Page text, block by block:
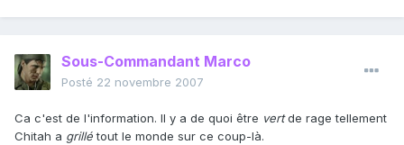
Sous-Commandant Marco
Posté 22 novembre 2007
Ca c'est de l'information. Il y a de quoi être vertde rage tellement
Chitah a grillétout le monde sur ce coup-là.